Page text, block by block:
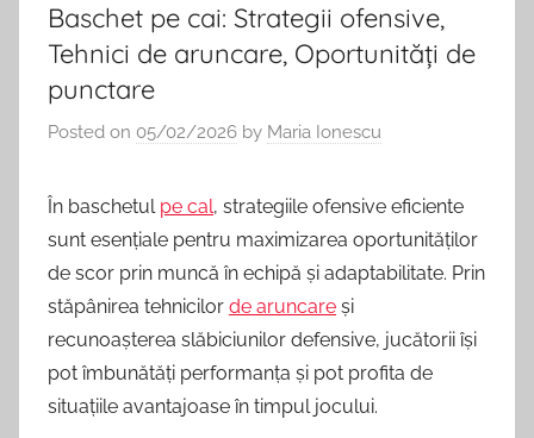
Baschet pe cai: Strategii ofensive,
Tehnici de aruncare, Oportunități de
punctare
Posted on 05/02/2026 by Maria Ionescu
În baschetul pe cal, strategiile ofensive eficiente
sunt esențiale pentru maximizarea oportunităților
de scor prin muncă în echipă și adaptabilitate. Prin
stăpânirea tehnicilor de aruncare și
recunoașterea slăbiciunilor defensive, jucătorii își
pot îmbunătăți performanța și pot profita de
situațiile avantajoase în timpul jocului.